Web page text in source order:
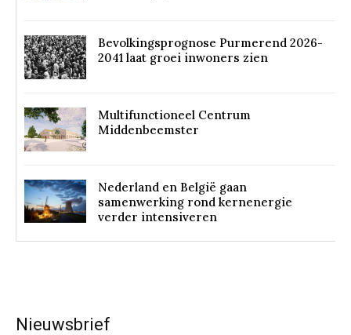
Bevolkingsprognose Purmerend 2026-
2041 laat groei inwoners zien
Multifunctioneel Centrum
Middenbeemster
Nederland en België gaan
samenwerking rond kernenergie
verder intensiveren
Nieuwsbrief